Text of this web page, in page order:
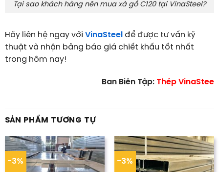
Tại sao khách hàng nên mua xà gồ C120 tại VinaSteel?
Hãy liên hệ ngay với VinaSteel để được tư vấn kỹ
thuật và nhận bảng báo giá chiết khấu tốt nhất
trong hôm nay!
Ban Biên Tập: Thép VinaStee
SẢN PHẨM TƯƠNG TỰ
-3% -3%